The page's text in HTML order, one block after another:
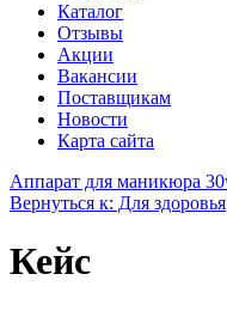
Каталог
Отзывы
Акции
Вакансии
Поставщикам
Новости
Карта сайта
Аппарат для маникюра
Вернуться к: Для здоровья
Кейс